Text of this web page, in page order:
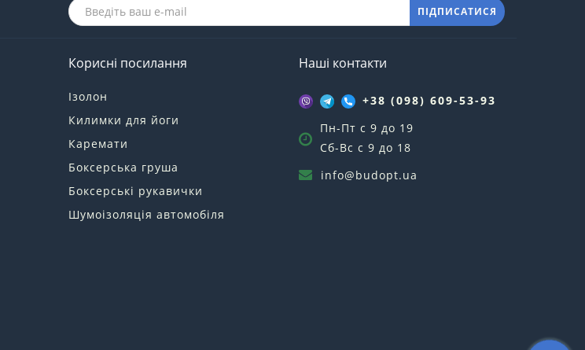
ПІДПИСАТИСЯ
Корисні посилання
Ізолон
Килимки для йоги
Каремати
Боксерська груша
Боксерські рукавички
Шумоізоляція автомобіля
Наші контакти
+38 (098) 609-53-93
Пн-Пт с 9 до 19
Сб-Вс с 9 до 18
info@budopt.ua